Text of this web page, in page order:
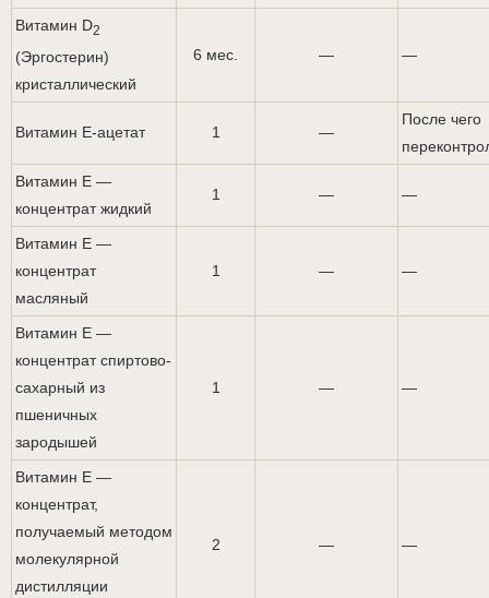
Витамин D2
(Эргостерин)
кристаллический
6 мес. — —
Витамин Е-ацетат 1 —
После чего
Витамин Е —
концентрат жидкий
1 — —
Витамин Е —
концентрат
масляный
1 — —
Витамин Е —
концентрат спиртово-
сахарный из
пшеничных
зародышей
1 — —
Витамин Е —
концентрат,
получаемый методом
молекулярной
дистилляции
2 — —